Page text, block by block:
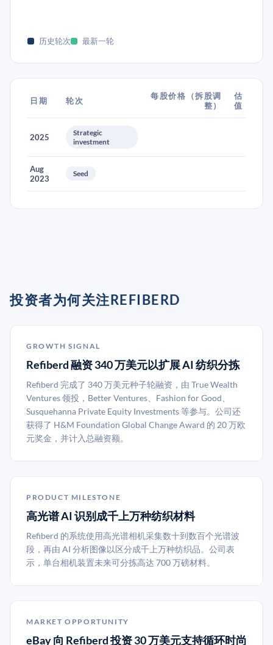
历史轮次 最新一轮
日期 轮次
每股价格（拆股调
整）
估
值
2025
Strategic
investment
Aug
2023
Seed
投资者为何关注REFIBERD
GROWTH SIGNAL
Refiberd 融资 340 万美元以扩展 AI 纺织分拣
Refiberd 完成了 340 万美元种子轮融资，由 True Wealth
Ventures 领投，Better Ventures、Fashion for Good、
Susquehanna Private Equity Investments 等参与。公司还
获得了 H&M Foundation Global Change Award 的 20 万欧
元奖金，并计入总融资额。
PRODUCT MILESTONE
高光谱 AI 识别成千上万种纺织材料
Refiberd 的系统使用高光谱相机采集数十到数百个光谱波
段，再由 AI 分析图像以区分成千上万种纺织品。公司表
示，单台相机装置未来可分拣高达 700 万磅材料。
MARKET OPPORTUNITY
eBay 向 Refiberd 投资 30 万美元支持循环时尚